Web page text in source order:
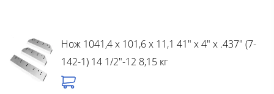
Нож 1041,4 x 101,6 x 11,1 41" x 4" x .437" (7-
142-1) 14 1/2"-12 8,15 кг